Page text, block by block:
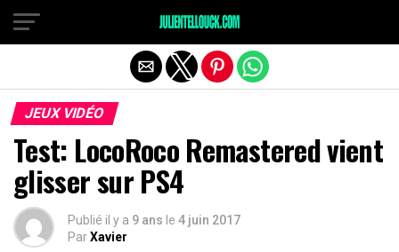
JEUX VIDÉO
Test: LocoRoco Remastered vient
glisser sur PS4
Publié il y a 9 ans le 4 juin 2017
ParXavier